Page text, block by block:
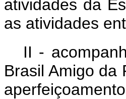
atividades da
as atividades
II -
Brasil Amigo da